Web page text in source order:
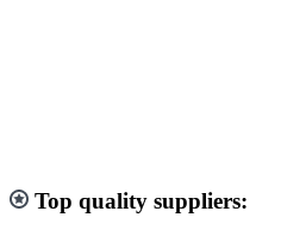
Top quality suppliers: